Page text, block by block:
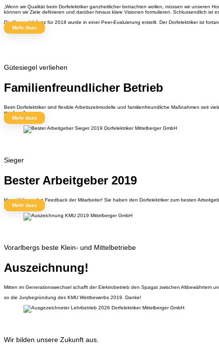
„Wenn wir Qualität beim Dorfelektriker ganzheitlicher betrachten wollen, müssen wir
können wir Ziele definieren und darüber hinaus klare Visionen formulieren. Schlussendlich ist
Die Kompaktbilanz für 2018 wurde in einer Peer-Evaluierung erstellt. Der Dorfelektriker ist
Mehr dazu
Familienfreundlicher Betrieb
Gütesiegel verliehen
Beim Dorfelektriker sind flexible Arbeitszeitmodelle und familienfreundliche Maßnahmen seit
machen.“
Mehr dazu
Bester Arbeitgeber 2019
Sieger
Hier zählt nur das Feedback der Mitarbeiter! Sie haben den Dorfelektriker zum besten
Mehr dazu
Auszeichnung!
Vorarlbergs beste Klein- und Mittelbetriebe
Mitten im Generationswechsel schafft der Elektrobetrieb den Spagat zwischen Altbewährtem
so die Jurybegründung des KMU Wettbewerbs 2019. Danke!
Wir bilden unsere Zukunft aus.